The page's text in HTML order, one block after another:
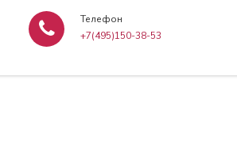
Телефон
+7(495)150-38-53